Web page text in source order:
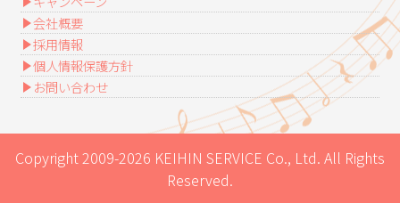
会社概要
採用情報
個人情報保護方針
お問い合わせ
Copyright 2009-2026 KEIHIN SERVICE Co., Ltd. All Rights
Reserved.